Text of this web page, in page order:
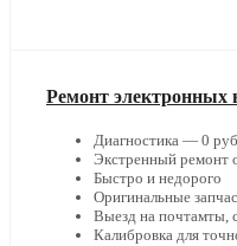
Ремонт электронных
Диагностика — 0
Экстренный ремонт
Быстро и недорого
Оригинальные
Выезд на почтамты,
Калибровка для